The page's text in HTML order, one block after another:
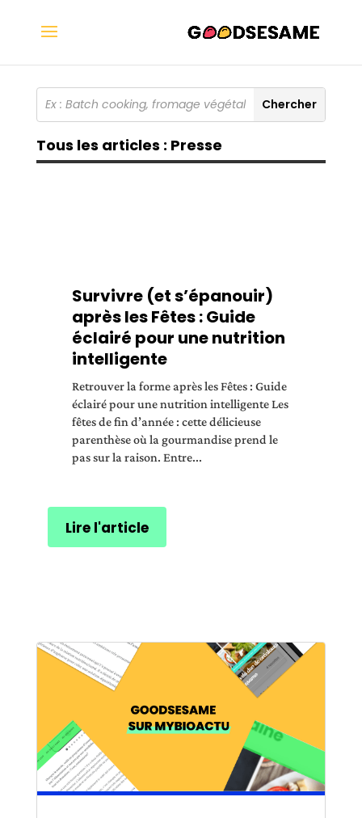
Tous les articles : Presse
Survivre (et s’épanouir)
après les Fêtes : Guide
éclairé pour une nutrition
intelligente
Retrouver la forme après les Fêtes : Guide
éclairé pour une nutrition intelligente Les
fêtes de fin d’année : cette délicieuse
parenthèse où la gourmandise prend le
pas sur la raison. Entre...
Lire l'article